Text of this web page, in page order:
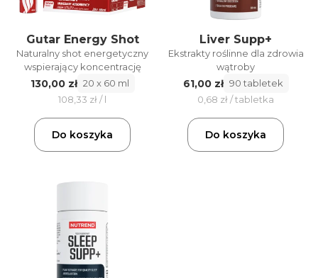
Gutar Energy Shot
Naturalny shot energetyczny
wspierający koncentrację
130,00 zł 20 x 60 ml
108,33 zł / l
Do koszyka
Liver Supp+
Ekstrakty roślinne dla zdrowia
wątroby
61,00 zł 90 tabletek
0,68 zł / tabletka
Do koszyka